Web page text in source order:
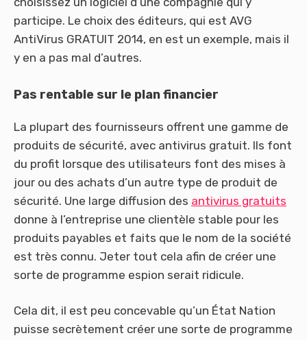
participe. Le choix des éditeurs, qui est AVG
AntiVirus GRATUIT 2014, en est un exemple, mais il
y en a pas mal d’autres.
Pas rentable sur le plan financier
La plupart des fournisseurs offrent une gamme de
produits de sécurité, avec antivirus gratuit. Ils font
du profit lorsque des utilisateurs font des mises à
jour ou des achats d’un autre type de produit de
sécurité. Une large diffusion des antivirus gratuits
donne à l’entreprise une clientèle stable pour les
produits payables et faits que le nom de la société
est très connu. Jeter tout cela afin de créer une
sorte de programme espion serait ridicule.
Cela dit, il est peu concevable qu’un État Nation
puisse secrètement créer une sorte de programme